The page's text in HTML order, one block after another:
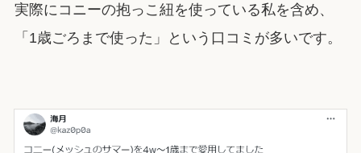
実際にコニーの抱っこ紐を使っている私を含め、
「1歳ごろまで使った」という口コミが多いです。